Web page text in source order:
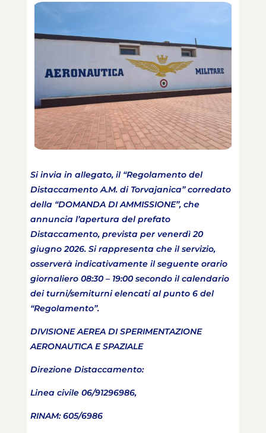
Si invia in allegato, il “Regolamento del
Distaccamento A.M. di Torvajanica” corredato
della “DOMANDA DI AMMISSIONE”, che
annuncia l’apertura del prefato
Distaccamento, prevista per venerdì 20
giugno 2026. Si rappresenta che il servizio,
osserverà indicativamente il seguente orario
giornaliero 08:30 – 19:00 secondo il calendario
dei turni/semiturni elencati al punto 6 del
“Regolamento”.
DIVISIONE AEREA DI SPERIMENTAZIONE
AERONAUTICA E SPAZIALE
Direzione Distaccamento:
Linea civile 06/91296986,
RINAM: 605/6986